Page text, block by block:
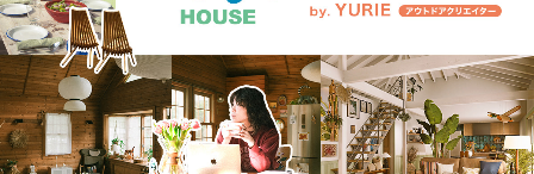
LINE-
UP
PROJECT